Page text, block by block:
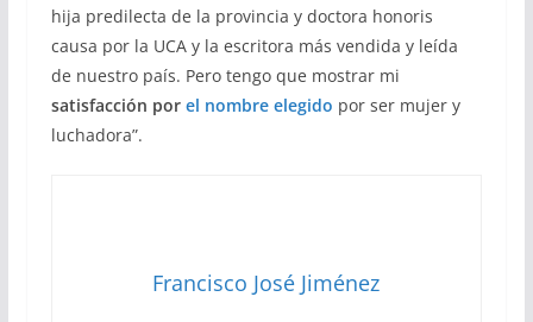
hija predilecta de la provincia y doctora honoris
causa por la UCA y la escritora más vendida y leída
de nuestro país. Pero tengo que mostrar mi
satisfacción por el nombre elegido por ser mujer y
luchadora”.
Francisco José Jiménez